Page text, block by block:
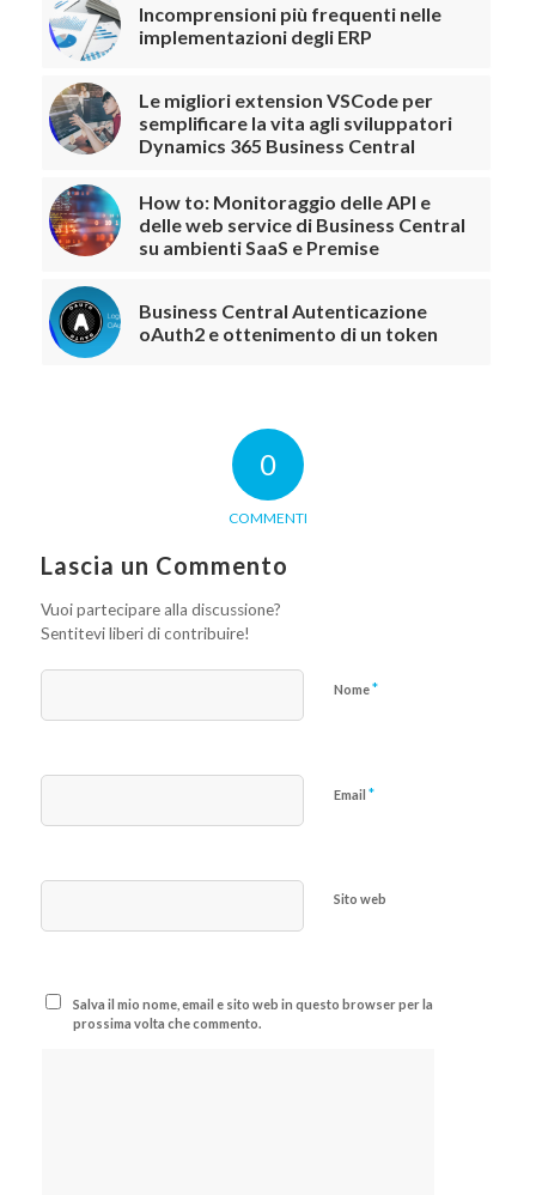
Incomprensioni più frequenti nelle
implementazioni degli ERP
Le migliori extension VSCode per
semplificare la vita agli sviluppatori
Dynamics 365 Business Central
How to: Monitoraggio delle API e
delle web service di Business Central
su ambienti SaaS e Premise
Business Central Autenticazione
oAuth2 e ottenimento di un token
0
COMMENTI
Lascia un Commento
Vuoi partecipare alla discussione?
Sentitevi liberi di contribuire!
Nome*
Email *
Sito web
Salva il mio nome, email e sito web in questo browser per la
prossima volta che commento.